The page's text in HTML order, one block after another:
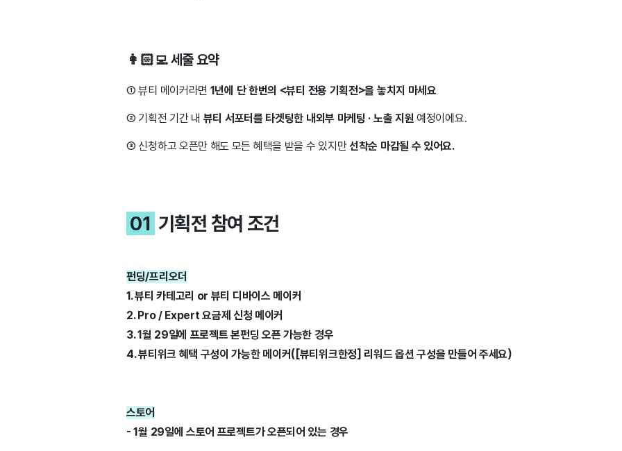
👩🏻‍💻 세줄 요약
① 뷰티 메이커라면 1년에 단 한번의 <뷰티 전용 기획전>을 놓치지 마세요
② 기획전 기간 내 뷰티 서포터를 타겟팅한 내외부 마케팅 · 노출 지원 예정이에요.
③ 신청하고 오픈만 해도 모든 혜택을 받을 수 있지만선착순 마감될 수 있어요.
01 기획전 참여 조건
펀딩/프리오더
1. 뷰티 카테고리 or 뷰티 디바이스 메이커
2. Pro / Expert 요금제 신청 메이커
3. 1월 29일에 프로젝트 본펀딩 오픈 가능한 경우
4. 뷰티 위크 혜택 구성이 가능한 메이커([뷰티위크한정] 리워드 옵션 구성을 만들어 주세요)
스토어
- 1월 29일에 스토어 프로젝트가 오픈되어 있는 경우